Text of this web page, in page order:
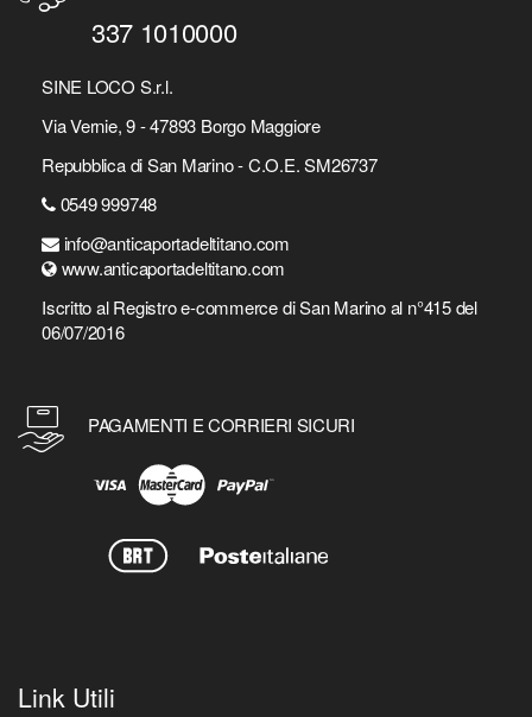
337 1010000
SINE LOCO S.r.l.
Via Vernie, 9 - 47893 Borgo Maggiore
Repubblica di San Marino - C.O.E. SM26737
0549 999748
info@anticaportadeltitano.com
www.anticaportadeltitano.com
Iscritto al Registro e-commerce di San Marino al n°415 del
06/07/2016
PAGAMENTI E CORRIERI SICURI
Link Utili